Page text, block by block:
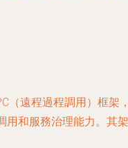
（遠程過程調用）框架
用和服務治理能力。其架